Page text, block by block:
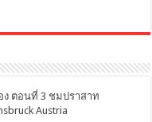
ง ตอนที่ 3 ชมปราสาท
Austria